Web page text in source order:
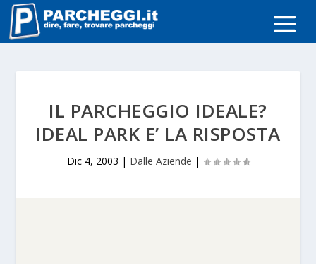
IL PARCHEGGIO IDEALE?
IDEAL PARK E’ LA RISPOSTA
Dic 4, 2003 | Dalle Aziende |